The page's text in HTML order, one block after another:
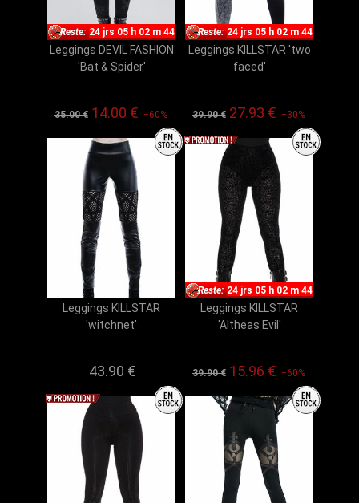
Reste:24 jrs 05 h 02 m 43
Leggings DEVIL FASHION
'Bat & Spider'
35.00 € 14.00 € −60%
Reste:24 jrs 05 h 02 m 43
Leggings KILLSTAR 'two
faced'
39.90 € 27.93 € −30%
Leggings KILLSTAR
'witchnet'
43.90 €
Reste:24 jrs 05 h 02 m 43
Leggings KILLSTAR
'Altheas Evil'
39.90 € 15.96 € −60%